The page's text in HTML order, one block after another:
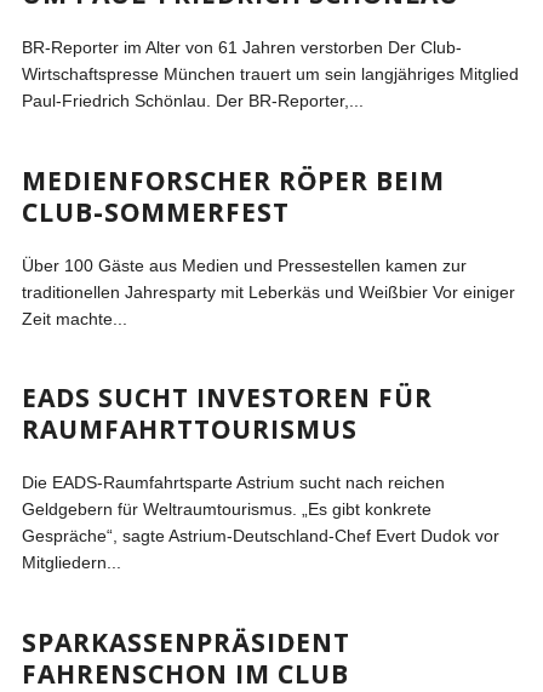
BR-Reporter im Alter von 61 Jahren verstorben Der Club-
Wirtschaftspresse München trauert um sein langjähriges Mitglied
Paul-Friedrich Schönlau. Der BR-Reporter,...
MEDIENFORSCHER RÖPER BEIM
CLUB-SOMMERFEST
Über 100 Gäste aus Medien und Pressestellen kamen zur
traditionellen Jahresparty mit Leberkäs und Weißbier Vor einiger
Zeit machte...
EADS SUCHT INVESTOREN FÜR
RAUMFAHRTTOURISMUS
Die EADS-Raumfahrtsparte Astrium sucht nach reichen
Geldgebern für Weltraumtourismus. „Es gibt konkrete
Gespräche“, sagte Astrium-Deutschland-Chef Evert Dudok vor
Mitgliedern...
SPARKASSENPRÄSIDENT
FAHRENSCHON IM CLUB